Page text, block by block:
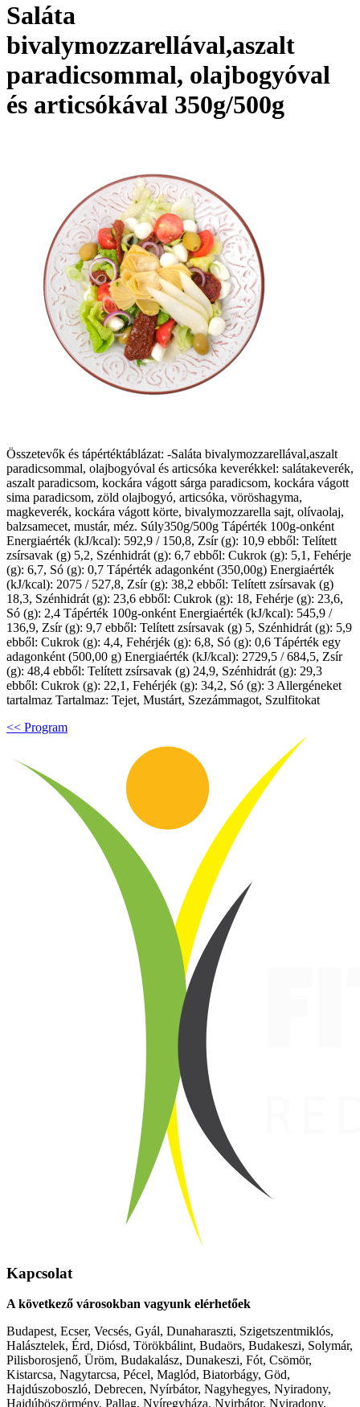
Saláta
bivalymozzarellával,aszalt
paradicsommal, olajbogyóval
és articsókával 350g/500g
Összetevők és tápértéktáblázat: -Saláta bivalymozzarellával,aszalt
paradicsommal, olajbogyóval és articsóka keverékkel: salátakeverék,
aszalt paradicsom, kockára vágott sárga paradicsom, kockára vágott
sima paradicsom, zöld olajbogyó, articsóka, vöröshagyma,
magkeverék, kockára vágott körte, bivalymozzarella sajt, olívaolaj,
balzsamecet, mustár, méz. Súly350g/500g Tápérték 100g-onként
Energiaérték (kJ/kcal): 592,9 / 150,8, Zsír (g): 10,9 ebből: Telített
zsírsavak (g) 5,2, Szénhidrát (g): 6,7 ebből: Cukrok (g): 5,1, Fehérje
(g): 6,7, Só (g): 0,7 Tápérték adagonként (350,00g) Energiaérték
(kJ/kcal): 2075 / 527,8, Zsír (g): 38,2 ebből: Telített zsírsavak (g)
18,3, Szénhidrát (g): 23,6 ebből: Cukrok (g): 18, Fehérje (g): 23,6,
Só (g): 2,4 Tápérték 100g-onként Energiaérték (kJ/kcal): 545,9 /
136,9, Zsír (g): 9,7 ebből: Telített zsírsavak (g) 5, Szénhidrát (g): 5,9
ebből: Cukrok (g): 4,4, Fehérjék (g): 6,8, Só (g): 0,6 Tápérték egy
adagonként (500,00 g) Energiaérték (kJ/kcal): 2729,5 / 684,5, Zsír
(g): 48,4 ebből: Telített zsírsavak (g) 24,9, Szénhidrát (g): 29,3
ebből: Cukrok (g): 22,1, Fehérjék (g): 34,2, Só (g): 3 Allergéneket
tartalmaz Tartalmaz: Tejet, Mustárt, Szezámmagot, Szulfitokat
<< Program
Kapcsolat
A következő városokban vagyunk elérhetőek
Budapest, Ecser, Vecsés, Gyál, Dunaharaszti, Szigetszentmiklós,
Halásztelek, Érd, Diósd, Törökbálint, Budaörs, Budakeszi, Solymár,
Pilisborosjenő, Üröm, Budakalász, Dunakeszi, Fót, Csömör,
Kistarcsa, Nagytarcsa, Pécel, Maglód, Biatorbágy, Göd,
Hajdúszoboszló, Debrecen, Nyírbátor, Nagyhegyes, Nyiradony,
Hajdúböszörmény, Pallag, Nyíregyháza, Nyirbátor, Nyiradony,